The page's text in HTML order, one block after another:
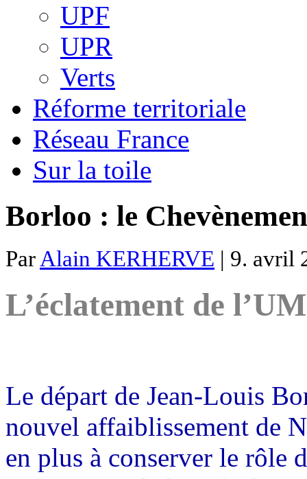
UPF
UPR
Verts
Réforme territoriale
Réseau France
Sur la toile
Borloo : le
Par Alain KERHERVE | 9. avril
L’éclatement de
Le départ de Jean-Louis
nouvel affaiblissement de
en plus à conserver le rôle